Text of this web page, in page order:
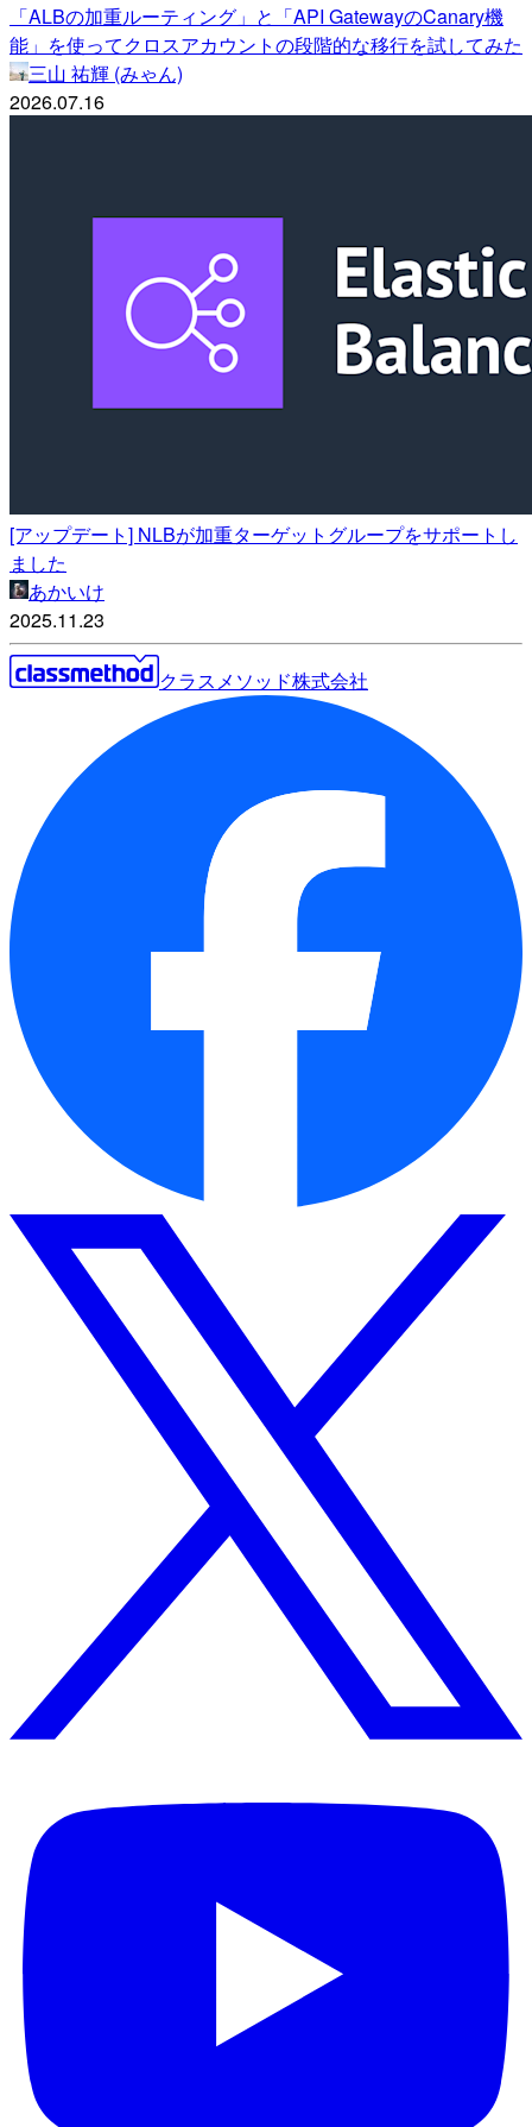
「ALBの加重ルーティング」と「API GatewayのCanary機
能」を使ってクロスアカウントの段階的な移行を試してみた
三山 祐輝 (みゃん)
2026.07.16
[アップデート] NLBが加重ターゲットグループをサポートし
ました
あかいけ
2025.11.23
クラスメソッド株式会社